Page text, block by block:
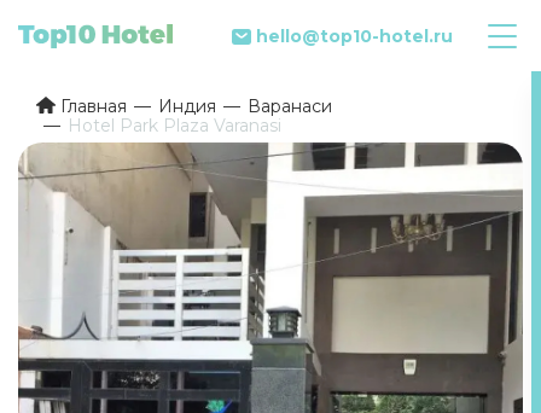
hello@top10-hotel.ru
Главная Индия
Варанаси
Hotel Park Plaza Varanasi